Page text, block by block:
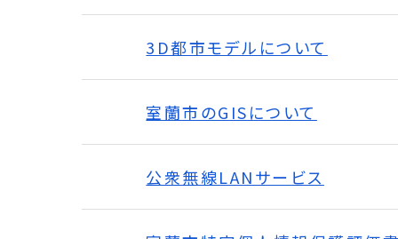
3D都市モデルについて
室蘭市のGISについて
公衆無線LANサービス